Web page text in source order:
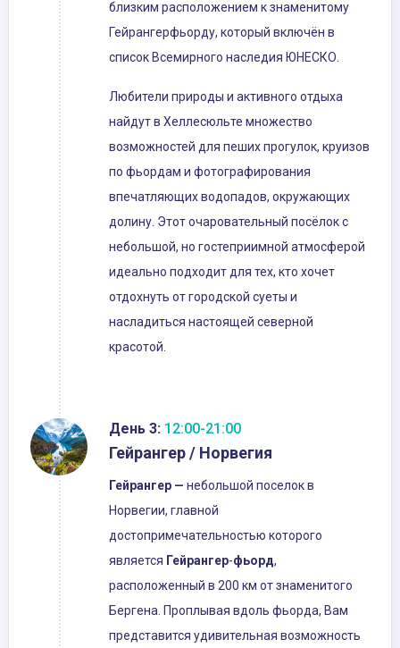
близким расположением к знаменитому
Гейрангерфьорду, который включён в
список Всемирного наследия ЮНЕСКО.
Любители природы и активного отдыха
найдут в Хеллесюльте множество
возможностей для пеших прогулок, круизов
по фьордам и фотографирования
впечатляющих водопадов, окружающих
долину. Этот очаровательный посёлок с
небольшой, но гостеприимной атмосферой
идеально подходит для тех, кто хочет
отдохнуть от городской суеты и
насладиться настоящей северной
красотой.
День 3: 12:00-21:00
Гейрангер / Норвегия
Гейрангер — небольшой поселок в
Норвегии, главной
достопримечательностью которого
является Гейрангер-фьорд,
расположенный в 200 км от знаменитого
Бергена. Проплывая вдоль фьорда, Вам
представится удивительная возможность